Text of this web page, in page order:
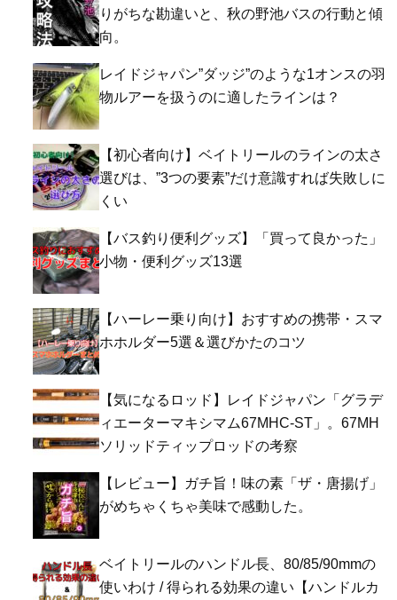
りがちな勘違いと、秋の野池バスの行動と傾
向。
レイドジャパン”ダッジ”のような1オンスの羽
物ルアーを扱うのに適したラインは？
【初心者向け】ベイトリールのラインの太さ
選びは、”3つの要素”だけ意識すれば失敗しに
くい
【バス釣り便利グッズ】「買って良かった」
小物・便利グッズ13選
【ハーレー乗り向け】おすすめの携帯・スマ
ホホルダー5選＆選びかたのコツ
【気になるロッド】レイドジャパン「グラデ
ィエーターマキシマム67MHC-ST」。67MH
ソリッドティップロッドの考察
【レビュー】ガチ旨！味の素「ザ・唐揚げ」
がめちゃくちゃ美味で感動した。
ベイトリールのハンドル長、80/85/90mmの
使いわけ / 得られる効果の違い【ハンドルカ